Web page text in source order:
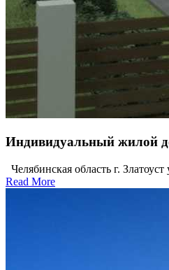
Индивидуальный жилой
Челябинская область г.
Read More